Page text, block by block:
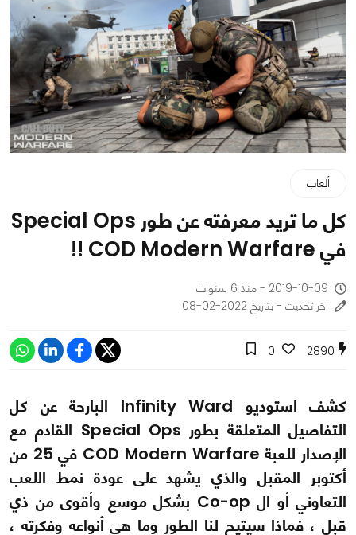
ألعاب
كل ما تريد معرفته عن طور Special Ops
في COD Modern Warfare !!
2019-10-09 - منذ 6 سنوات
اخر تحديث - بتاريخ 2022-02-08
2890
0
كشف استوديو Infinity Ward البارحة عن كل
التفاصيل المتعلقة بطور Special Ops القادم مع
الإصدار للعبة COD Modern Warfare في 25 من
أكتوبر المقبل والذي يشهد على عودة نمط اللعب
التعاوني أو ال Co-op بشكل موسع وأقوى من ذي
قبل ، فماذا سيتيح لنا الطور وما هي أنواعه وفكرته ،